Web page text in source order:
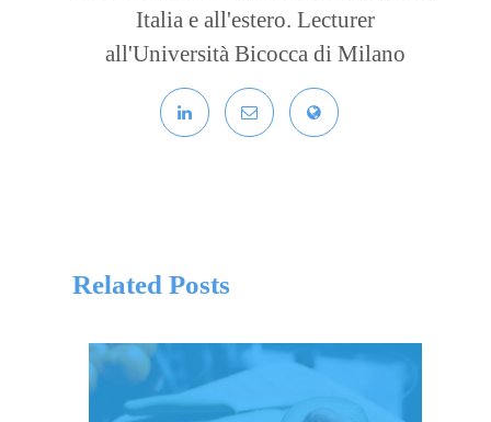
Italia e all'estero. Lecturer
all'Università Bicocca di Milano
Related Posts